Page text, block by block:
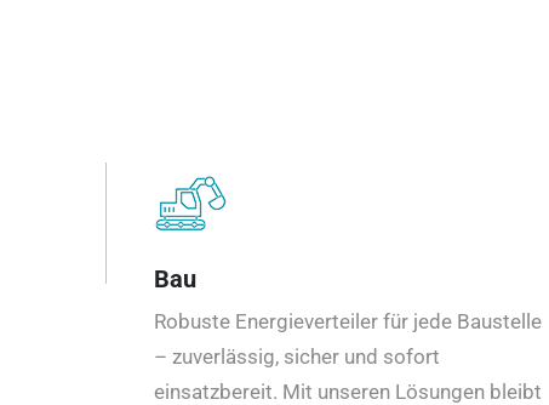
Bau
Robuste Energieverteiler für jede Baustelle
– zuverlässig, sicher und sofort
einsatzbereit. Mit unseren Lösungen bleibt